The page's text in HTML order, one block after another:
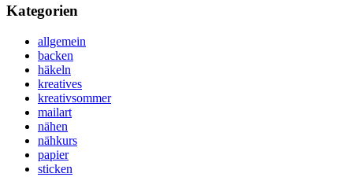
Kategorien
allgemein
backen
häkeln
kreatives
kreativsommer
mailart
nähen
nähkurs
papier
sticken